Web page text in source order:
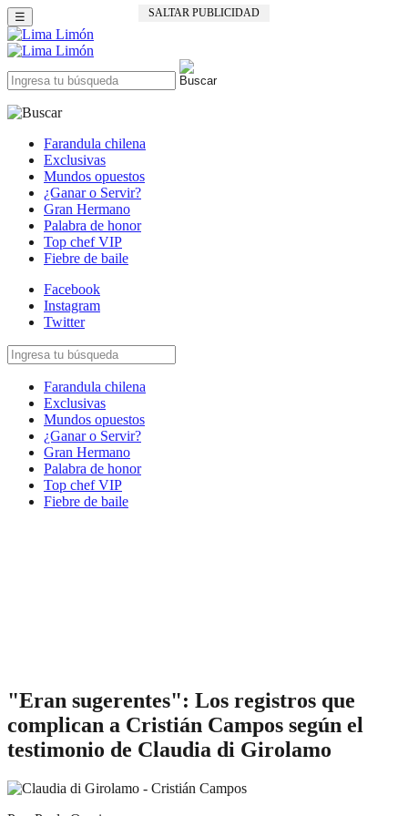
SALTAR PUBLICIDAD
☰
Farandula chilena
Exclusivas
Mundos opuestos
¿Ganar o Servir?
Gran Hermano
Palabra de honor
Top chef VIP
Fiebre de baile
Facebook
Instagram
Twitter
Farandula chilena
Exclusivas
Mundos opuestos
¿Ganar o Servir?
Gran Hermano
Palabra de honor
Top chef VIP
Fiebre de baile
"Eran sugerentes": Los registros que
complican a Cristián Campos según el
testimonio de Claudia di Girolamo